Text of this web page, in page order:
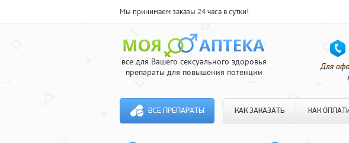
Мы принимаем заказы 24 часа в сутки!
все для Вашего сексуального здоровья
препараты для повышения потенции
ВСЕ ПРЕПАРАТЫ КАК ЗАКАЗАТЬ КАК